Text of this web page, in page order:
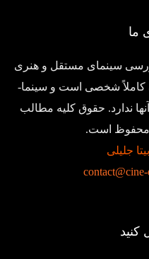
ما
سینمای مستقل و هنری
کاملاً شخصی است و سینما-
ندارد. حقوق کلیه مطالب
محفوظ است.
بیتا جلیلی
کنید